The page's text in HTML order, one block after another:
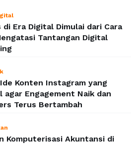
di Era Digital Dimulai dari Cara
Tantangan Digital
Konten Instagram yang
agar Engagement Naik dan
Terus Bertambah
Komputerisasi Akuntansi di